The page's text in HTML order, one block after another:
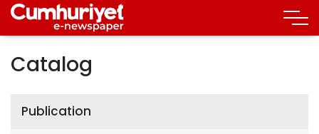
Catalog
Publication